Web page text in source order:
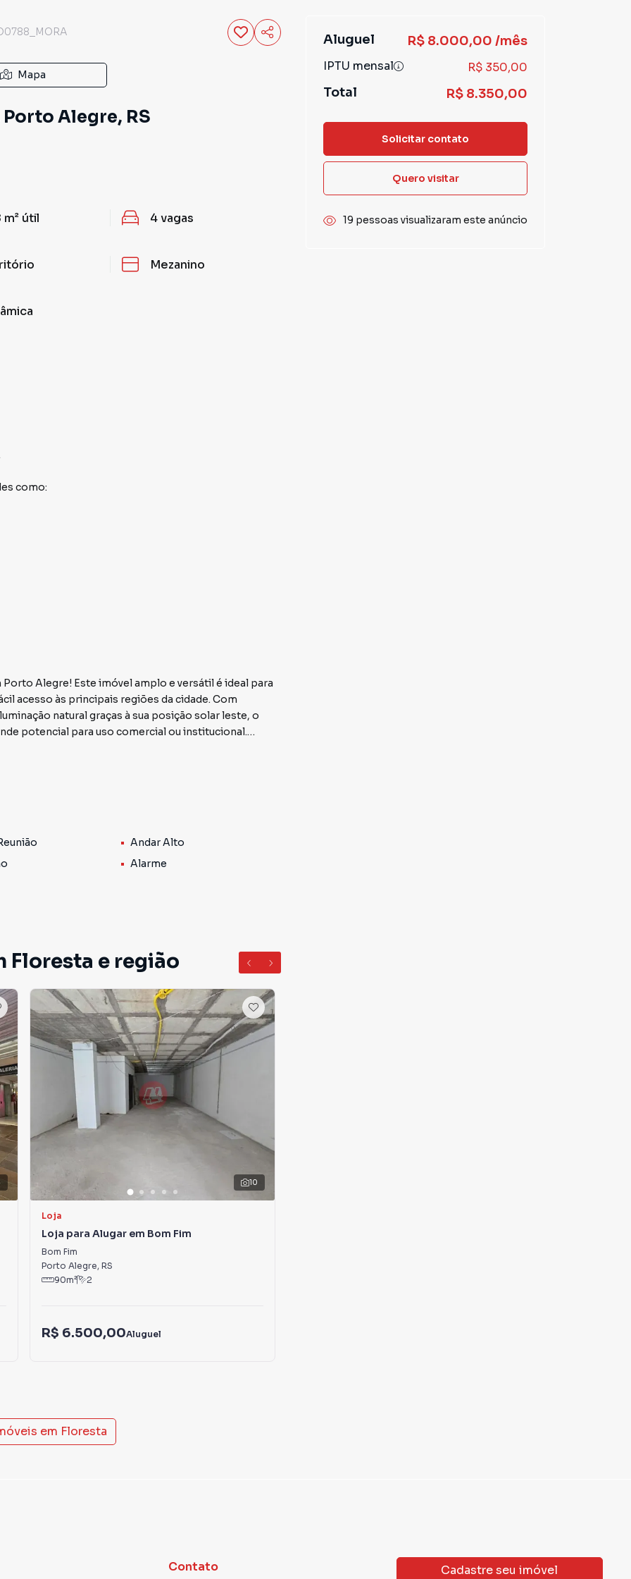
Mapa
Alegre, RS
útil 4 vagas
Mezanino
como:
Alegre! Este imóvel amplo e versátil é ideal para
acesso às principais regiões da cidade. Com
natural graças à sua posição solar leste, o
potencial para uso comercial ou institucional.
da Avenida Farrapos, da Rua Voluntários da
transporte público, com paradas de ônibus e lotações
que permitem múltiplas configurações,
escritórios, consultórios, estúdios, coworkings, lojas,
Andar Alto
Alarme
Floresta e região
10
Loja
Loja para Alugar em Bom Fim
Bom Fim
Porto Alegre, RS
90m² 2
R$ 6.500,00Aluguel
em Floresta
Aluguel R$ 8.000,00 /mês
IPTU mensal R$ 350,00
Total R$ 8.350,00
Solicitar contato
Quero visitar
19 pessoas visualizaram este anúncio
Contato Cadastre seu imóvel